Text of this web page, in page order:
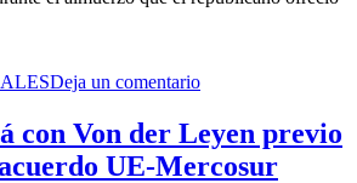
Deja un comentario
con Von der Leyen previo
UE-Mercosur